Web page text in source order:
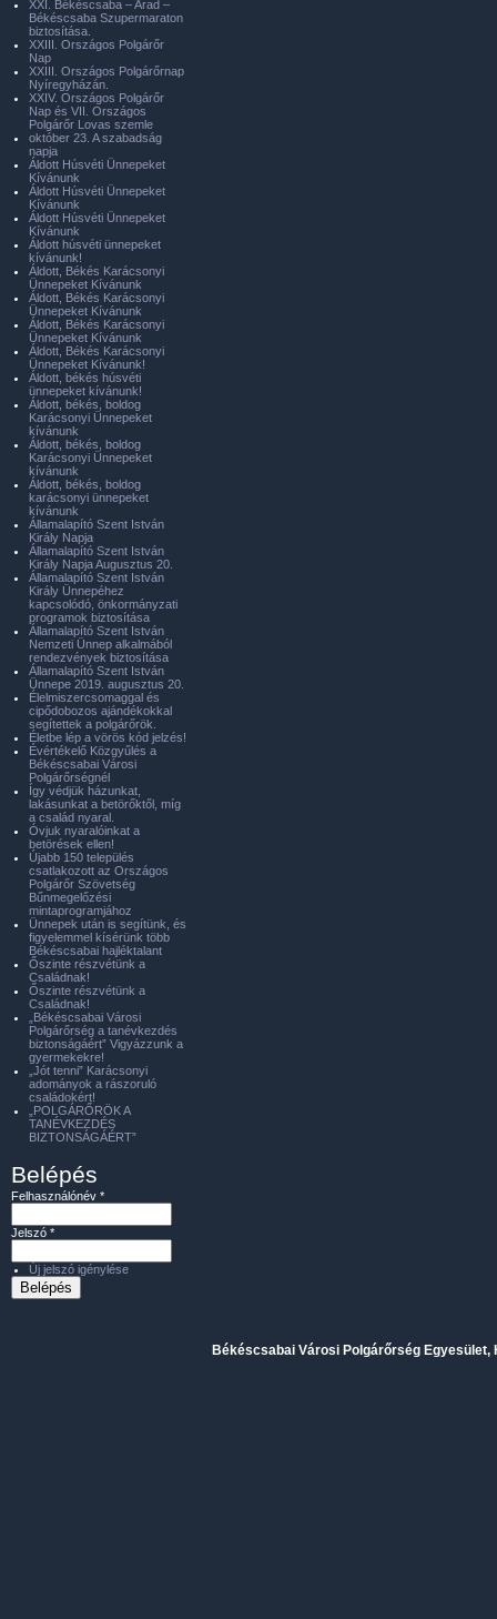
XXI. Békéscsaba – Arad –
Békéscsaba Szupermaraton
biztosítása.
XXIII. Országos Polgárőr
Nap
XXIII. Országos Polgárőrnap
Nyíregyházán.
XXIV. Országos Polgárőr
Nap és VII. Országos
Polgárőr Lovas szemle
október 23. A szabadság
napja
Áldott Húsvéti Ünnepeket
Kívánunk
Áldott Húsvéti Ünnepeket
Kívánunk
Áldott Húsvéti Ünnepeket
Kívánunk
Áldott húsvéti ünnepeket
kívánunk!
Áldott, Békés Karácsonyi
Ünnepeket Kívánunk
Áldott, Békés Karácsonyi
Ünnepeket Kívánunk
Áldott, Békés Karácsonyi
Ünnepeket Kívánunk
Áldott, Békés Karácsonyi
Ünnepeket Kívánunk!
Áldott, békés húsvéti
ünnepeket kívánunk!
Áldott, békés, boldog
Karácsonyi Ünnepeket
kívánunk
Áldott, békés, boldog
Karácsonyi Ünnepeket
kívánunk
Áldott, békés, boldog
karácsonyi ünnepeket
kívánunk
Államalapító Szent István
Király Napja
Államalapító Szent István
Király Napja Augusztus 20.
Államalapító Szent István
Király Ünnepéhez
kapcsolódó, önkormányzati
programok biztosítása
Államalapító Szent István
Nemzeti Ünnep alkalmából
rendezvények biztosítása
Államalapító Szent István
Ünnepe 2019. augusztus 20.
Élelmiszercsomaggal és
cipődobozos ajándékokkal
segítettek a polgárőrök.
Életbe lép a vörös kód jelzés!
Évértékelő Közgyűlés a
Békéscsabai Városi
Polgárőrségnél
Így védjük házunkat,
lakásunkat a betörőktől, míg
a család nyaral.
Óvjuk nyaralóinkat a
betörések ellen!
Újabb 150 település
csatlakozott az Országos
Polgárőr Szövetség
Bűnmegelőzési
mintaprogramjához
Ünnepek után is segítünk, és
figyelemmel kísérünk több
Békéscsabai hajléktalant
Őszinte részvétünk a
Családnak!
Őszinte részvétünk a
Családnak!
„Békéscsabai Városi
Polgárőrség a tanévkezdés
biztonságáért” Vigyázzunk a
gyermekekre!
„Jót tenni” Karácsonyi
adományok a rászoruló
családokért!
„POLGÁRŐRÖK A
TANÉVKEZDÉS
BIZTONSÁGÁÉRT”
Belépés
Felhasználónév *
Jelszó *
Új jelszó igénylése
Békéscsabai Városi Polgárőrség Egyesület,